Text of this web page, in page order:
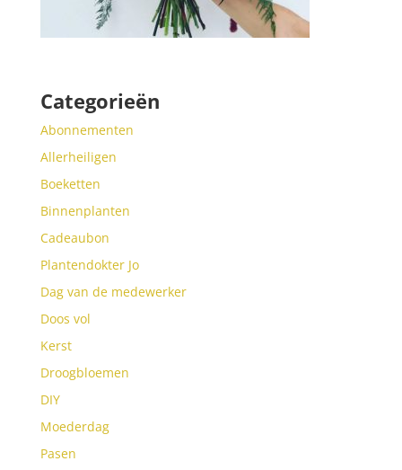
Categorieën
Abonnementen
Allerheiligen
Boeketten
Binnenplanten
Cadeaubon
Plantendokter Jo
Dag van de medewerker
Doos vol
Kerst
Droogbloemen
DIY
Moederdag
Pasen